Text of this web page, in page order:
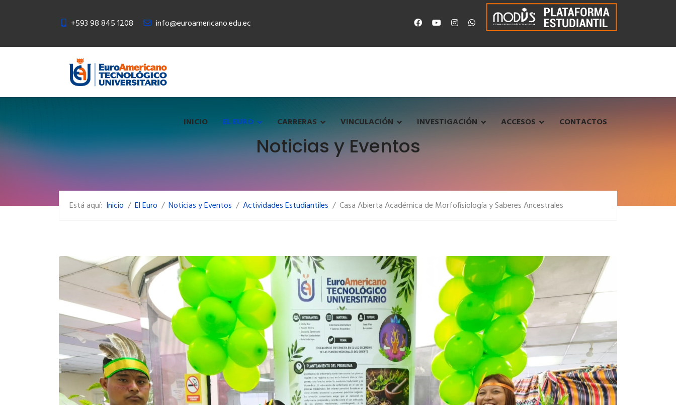
+593 98 845 1208 info@euroamericano.edu.ec
INICIO EL EURO CARRERAS VINCULACIÓN INVESTIGACIÓN ACCESOS CONTACTOS
Noticias y Eventos
Está aquí: Inicio El Euro Noticias y Eventos Actividades Estudiantiles Casa Abierta Académica de Morfofisiología y Saberes Ancestrales